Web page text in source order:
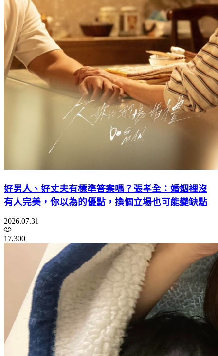
好男人、好丈夫有標準答案嗎？張孝全：婚姻裡沒
有人完美，你以為的優點，換個立場也可能變缺點
2026.07.31
17,300